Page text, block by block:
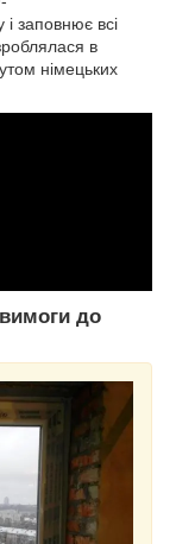
заповнює всі
в
німецьких
до